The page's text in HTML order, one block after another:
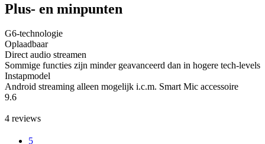
Plus- en minpunten
G6-technologie
Oplaadbaar
Direct audio streamen
Sommige functies zijn minder geavanceerd dan in hogere tech-levels
Instapmodel
Android streaming alleen mogelijk i.c.m. Smart Mic accessoire
9.6
4 reviews
5